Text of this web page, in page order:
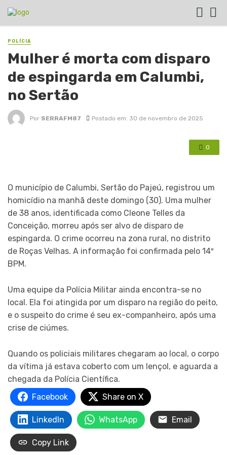
POLÍCIA
Mulher é morta com disparo
de espingarda em Calumbi,
no Sertão
Por SERRAFM87 Postado em: 30 de novembro de 2025
0
O município de Calumbi, Sertão do Pajeú, registrou um
homicídio na manhã deste domingo (30). Uma mulher
de 38 anos, identificada como Cleone Telles da
Conceição, morreu após ser alvo de disparo de
espingarda. O crime ocorreu na zona rural, no distrito
de Roças Velhas. A informação foi confirmada pelo 14º
BPM.
Uma equipe da Polícia Militar ainda encontra-se no
local. Ela foi atingida por um disparo na região do peito,
e o suspeito do crime é seu ex-companheiro, após uma
crise de ciúmes.
Quando os policiais militares chegaram ao local, o corpo
da vítima já estava coberto com um lençol, e aguarda a
chegada da Polícia Científica.
Facebook
Share on X
LinkedIn WhatsApp Email
Copy Link